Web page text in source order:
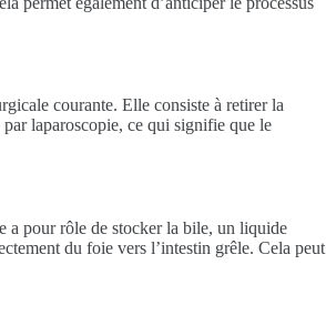
courante. Elle consiste à retirer la
laparoscopie, ce qui signifie que le
a pour rôle de stocker la bile, un liquide
du foie vers l’intestin grêle. Cela peut